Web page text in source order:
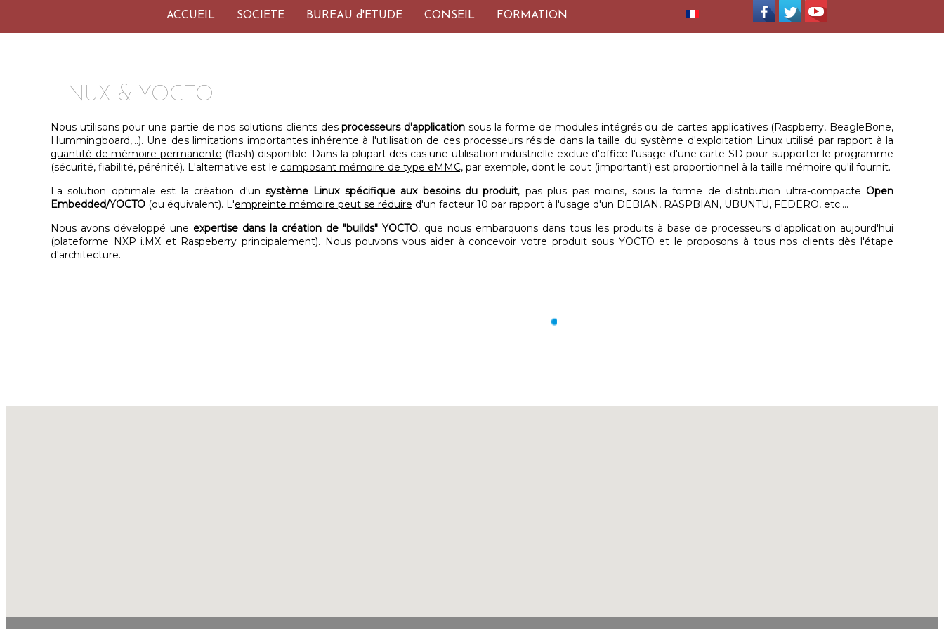
ACCUEIL SOCIETE BUREAU d'ETUDE CONSEIL FORMATION
LINUX & YOCTO
Nous utilisons pour une partie de nos solutions clients desprocesseurs d'application sous la forme de modules intégrés ou de cartes applicatives (Raspberry, BeagleBone,
Hummingboard,...). Une des limitations importantes inhérente à l'utilisation de ces processeurs réside dansla taille du système d'exploitation Linux utilisé par rapport à la
quantité de mémoire permanente (flash) disponible. Dans la plupart des cas une utilisation industrielle exclue d'office l'usage d'une carte SD pour supporter le programme
(sécurité, fiabilité, pérénité). L'alternative est le composant mémoire de type eMMC, par exemple, dont le cout (important!) est proportionnel à la taille mémoire qu'il fournit.
La solution optimale est la création d'un système Linux spécifique aux besoins du produit, pas plus pas moins, sous la forme de distribution ultra-compacte Open
Embedded/YOCTO (ou équivalent). L'empreinte mémoire peut se réduire d'un facteur 10 par rapport à l'usage d'un DEBIAN, RASPBIAN, UBUNTU, FEDERO, etc....
Nous avons développé une expertise dans la création de "builds" YOCTO, que nous embarquons dans tous les produits à base de processeurs d'application aujourd'hui
(plateforme NXP i.MX et Raspeberry principalement). Nous pouvons vous aider à concevoir votre produit sous YOCTO et le proposons à tous nos clients dès l'étape
d'architecture.